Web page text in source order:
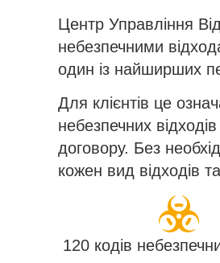
Центр Управління
небезпечними
один із найширших
Для клієнтів це
небезпечних
договору. Без
кожен вид відходів
120 кодів